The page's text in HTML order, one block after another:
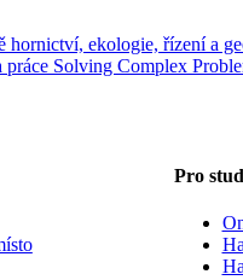
hornictví, ekologie, řízení a
Solving Complex
Pro